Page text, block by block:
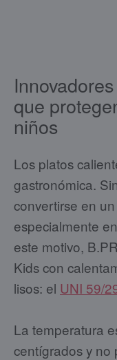
que
niños
Los platos
gastronómica.
convertirse en
especialmente
este motivo,
Kids con
lisos: el UNI 59/
La temperatura
centígrados y no